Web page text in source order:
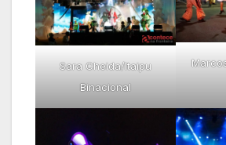
Sara Cheida/Itaipu
Binacional